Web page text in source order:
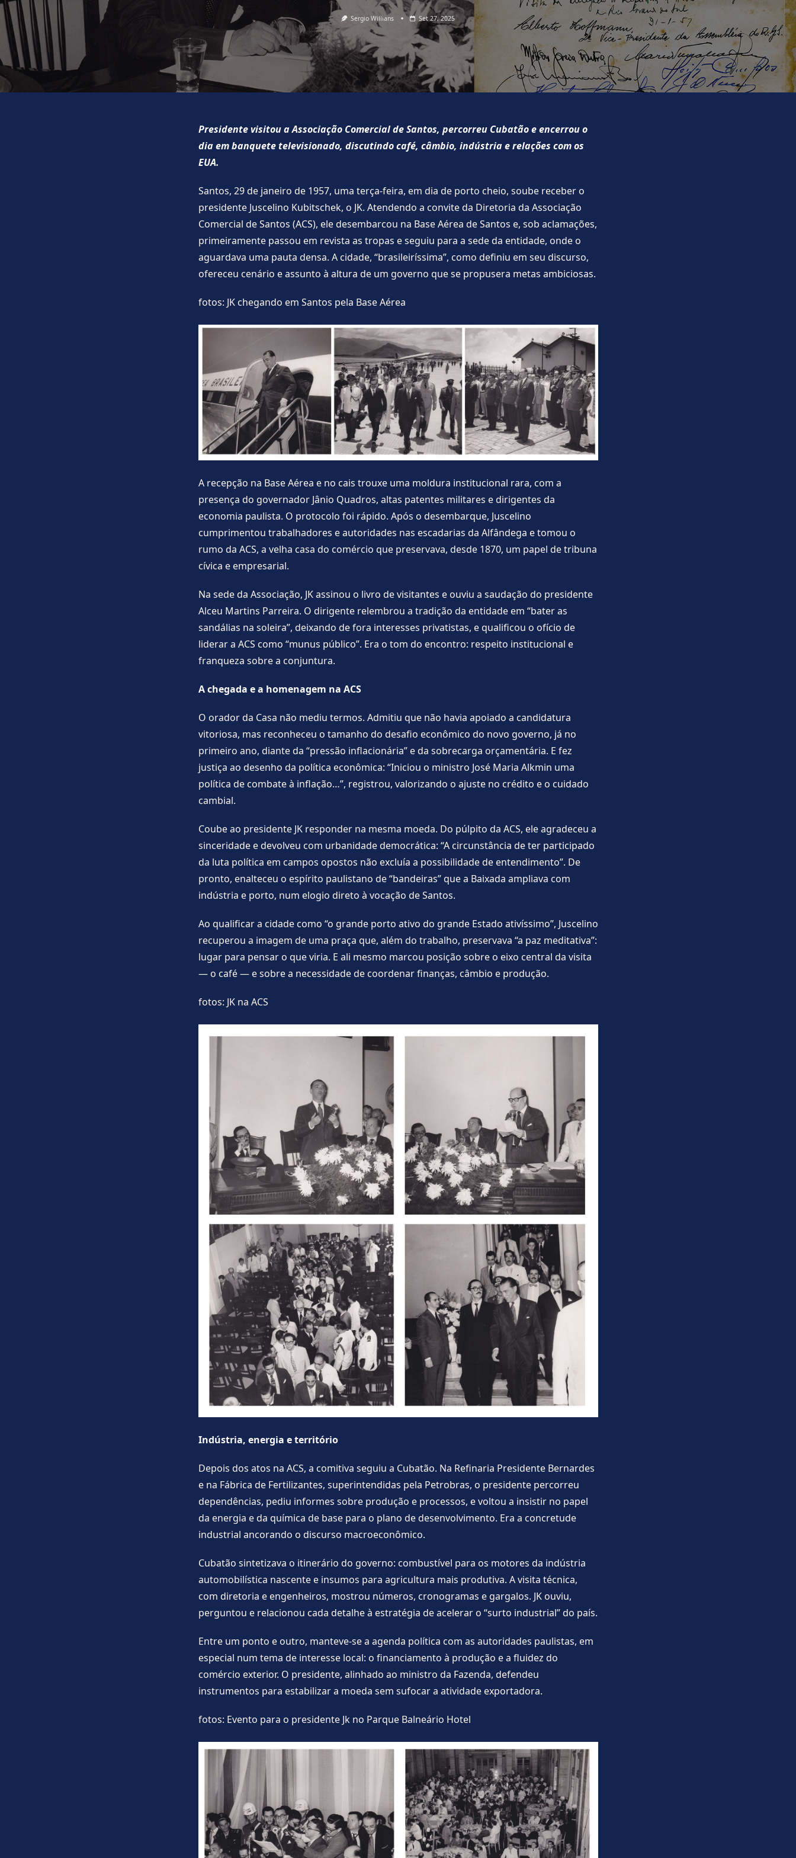
Sergio Willians Set 27, 2025
Presidente visitou a Associação Comercial de Santos, percorreu Cubatão e encerrou o
dia em banquete televisionado, discutindo café, câmbio, indústria e relações com os
EUA.
Santos, 29 de janeiro de 1957, uma terça-feira, em dia de porto cheio, soube receber o
presidente Juscelino Kubitschek, o JK. Atendendo a convite da Diretoria da Associação
Comercial de Santos (ACS), ele desembarcou na Base Aérea de Santos e, sob aclamações,
primeiramente passou em revista as tropas e seguiu para a sede da entidade, onde o
aguardava uma pauta densa. A cidade, “brasileiríssima”, como definiu em seu discurso,
ofereceu cenário e assunto à altura de um governo que se propusera metas ambiciosas.
fotos: JK chegando em Santos pela Base Aérea
A recepção na Base Aérea e no cais trouxe uma moldura institucional rara, com a
presença do governador Jânio Quadros, altas patentes militares e dirigentes da
economia paulista. O protocolo foi rápido. Após o desembarque, Juscelino
cumprimentou trabalhadores e autoridades nas escadarias da Alfândega e tomou o
rumo da ACS, a velha casa do comércio que preservava, desde 1870, um papel de tribuna
cívica e empresarial.
Na sede da Associação, JK assinou o livro de visitantes e ouviu a saudação do presidente
Alceu Martins Parreira. O dirigente relembrou a tradição da entidade em “bater as
sandálias na soleira”, deixando de fora interesses privatistas, e qualificou o ofício de
liderar a ACS como “munus público”. Era o tom do encontro: respeito institucional e
franqueza sobre a conjuntura.
A chegada e a homenagem na ACS
O orador da Casa não mediu termos. Admitiu que não havia apoiado a candidatura
vitoriosa, mas reconheceu o tamanho do desafio econômico do novo governo, já no
primeiro ano, diante da “pressão inflacionária” e da sobrecarga orçamentária. E fez
justiça ao desenho da política econômica: “Iniciou o ministro José Maria Alkmin uma
política de combate à inflação…”, registrou, valorizando o ajuste no crédito e o cuidado
cambial.
Coube ao presidente JK responder na mesma moeda. Do púlpito da ACS, ele agradeceu a
sinceridade e devolveu com urbanidade democrática: “A circunstância de ter participado
da luta política em campos opostos não excluía a possibilidade de entendimento”. De
pronto, enalteceu o espírito paulistano de “bandeiras” que a Baixada ampliava com
indústria e porto, num elogio direto à vocação de Santos.
Ao qualificar a cidade como “o grande porto ativo do grande Estado ativíssimo”, Juscelino
recuperou a imagem de uma praça que, além do trabalho, preservava “a paz meditativa”:
lugar para pensar o que viria. E ali mesmo marcou posição sobre o eixo central da visita
— o café — e sobre a necessidade de coordenar finanças, câmbio e produção.
fotos: JK na ACS
Indústria, energia e território
Depois dos atos na ACS, a comitiva seguiu a Cubatão. Na Refinaria Presidente Bernardes
e na Fábrica de Fertilizantes, superintendidas pela Petrobras, o presidente percorreu
dependências, pediu informes sobre produção e processos, e voltou a insistir no papel
da energia e da química de base para o plano de desenvolvimento. Era a concretude
industrial ancorando o discurso macroeconômico.
Cubatão sintetizava o itinerário do governo: combustível para os motores da indústria
automobilística nascente e insumos para agricultura mais produtiva. A visita técnica,
com diretoria e engenheiros, mostrou números, cronogramas e gargalos. JK ouviu,
perguntou e relacionou cada detalhe à estratégia de acelerar o “surto industrial” do país.
Entre um ponto e outro, manteve-se a agenda política com as autoridades paulistas, em
especial num tema de interesse local: o financiamento à produção e a fluidez do
comércio exterior. O presidente, alinhado ao ministro da Fazenda, defendeu
instrumentos para estabilizar a moeda sem sufocar a atividade exportadora.
fotos: Evento para o presidente Jk no Parque Balneário Hotel